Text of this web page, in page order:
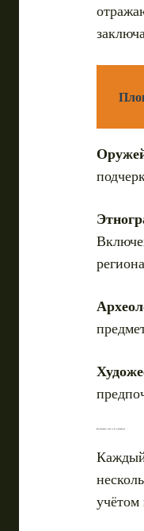
Выставочные залы и их особенности
Каждый
учётом